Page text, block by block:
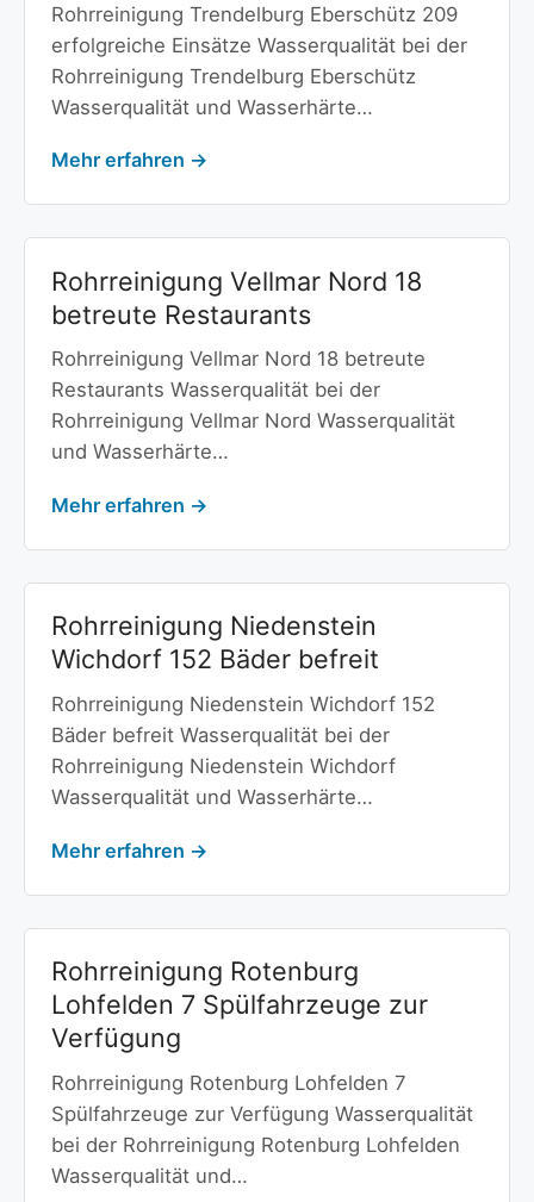
Rohrreinigung Trendelburg Eberschütz 209
erfolgreiche Einsätze Wasserqualität bei der
Rohrreinigung Trendelburg Eberschütz
Wasserqualität und Wasserhärte…
Mehr erfahren →
Rohrreinigung Vellmar Nord 18
betreute Restaurants
Rohrreinigung Vellmar Nord 18 betreute
Restaurants Wasserqualität bei der
Rohrreinigung Vellmar Nord Wasserqualität
und Wasserhärte…
Mehr erfahren →
Rohrreinigung Niedenstein
Wichdorf 152 Bäder befreit
Rohrreinigung Niedenstein Wichdorf 152
Bäder befreit Wasserqualität bei der
Rohrreinigung Niedenstein Wichdorf
Wasserqualität und Wasserhärte…
Mehr erfahren →
Rohrreinigung Rotenburg
Lohfelden 7 Spülfahrzeuge zur
Verfügung
Rohrreinigung Rotenburg Lohfelden 7
Spülfahrzeuge zur Verfügung Wasserqualität
bei der Rohrreinigung Rotenburg Lohfelden
Wasserqualität und…